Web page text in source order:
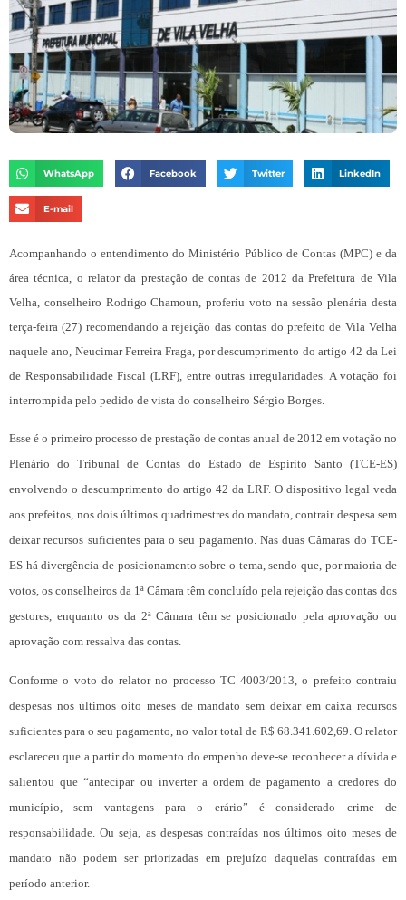
WhatsApp Facebook Twitter LinkedIn
E-mail
Acompanhando o entendimento do Ministério Público de Contas (MPC) e da
área técnica, o relator da prestação de contas de 2012 da Prefeitura de Vila
Velha, conselheiro Rodrigo Chamoun, proferiu voto na sessão plenária desta
terça-feira (27) recomendando a rejeição das contas do prefeito de Vila Velha
naquele ano, Neucimar Ferreira Fraga, por descumprimento do artigo 42 da Lei
de Responsabilidade Fiscal (LRF), entre outras irregularidades. A votação foi
interrompida pelo pedido de vista do conselheiro Sérgio Borges.
Esse é o primeiro processo de prestação de contas anual de 2012 em votação no
Plenário do Tribunal de Contas do Estado de Espírito Santo (TCE-ES)
envolvendo o descumprimento do artigo 42 da LRF. O dispositivo legal veda
aos prefeitos, nos dois últimos quadrimestres do mandato, contrair despesa sem
deixar recursos suficientes para o seu pagamento. Nas duas Câmaras do TCE-
ES há divergência de posicionamento sobre o tema, sendo que, por maioria de
votos, os conselheiros da 1ª Câmara têm concluído pela rejeição das contas dos
gestores, enquanto os da 2ª Câmara têm se posicionado pela aprovação ou
aprovação com ressalva das contas.
Conforme o voto do relator no processo TC 4003/2013, o prefeito contraiu
despesas nos últimos oito meses de mandato sem deixar em caixa recursos
suficientes para o seu pagamento, no valor total de R$ 68.341.602,69. O relator
esclareceu que a partir do momento do empenho deve-se reconhecer a dívida e
salientou que “antecipar ou inverter a ordem de pagamento a credores do
município, sem vantagens para o erário” é considerado crime de
responsabilidade. Ou seja, as despesas contraídas nos últimos oito meses de
mandato não podem ser priorizadas em prejuízo daquelas contraídas em
período anterior.